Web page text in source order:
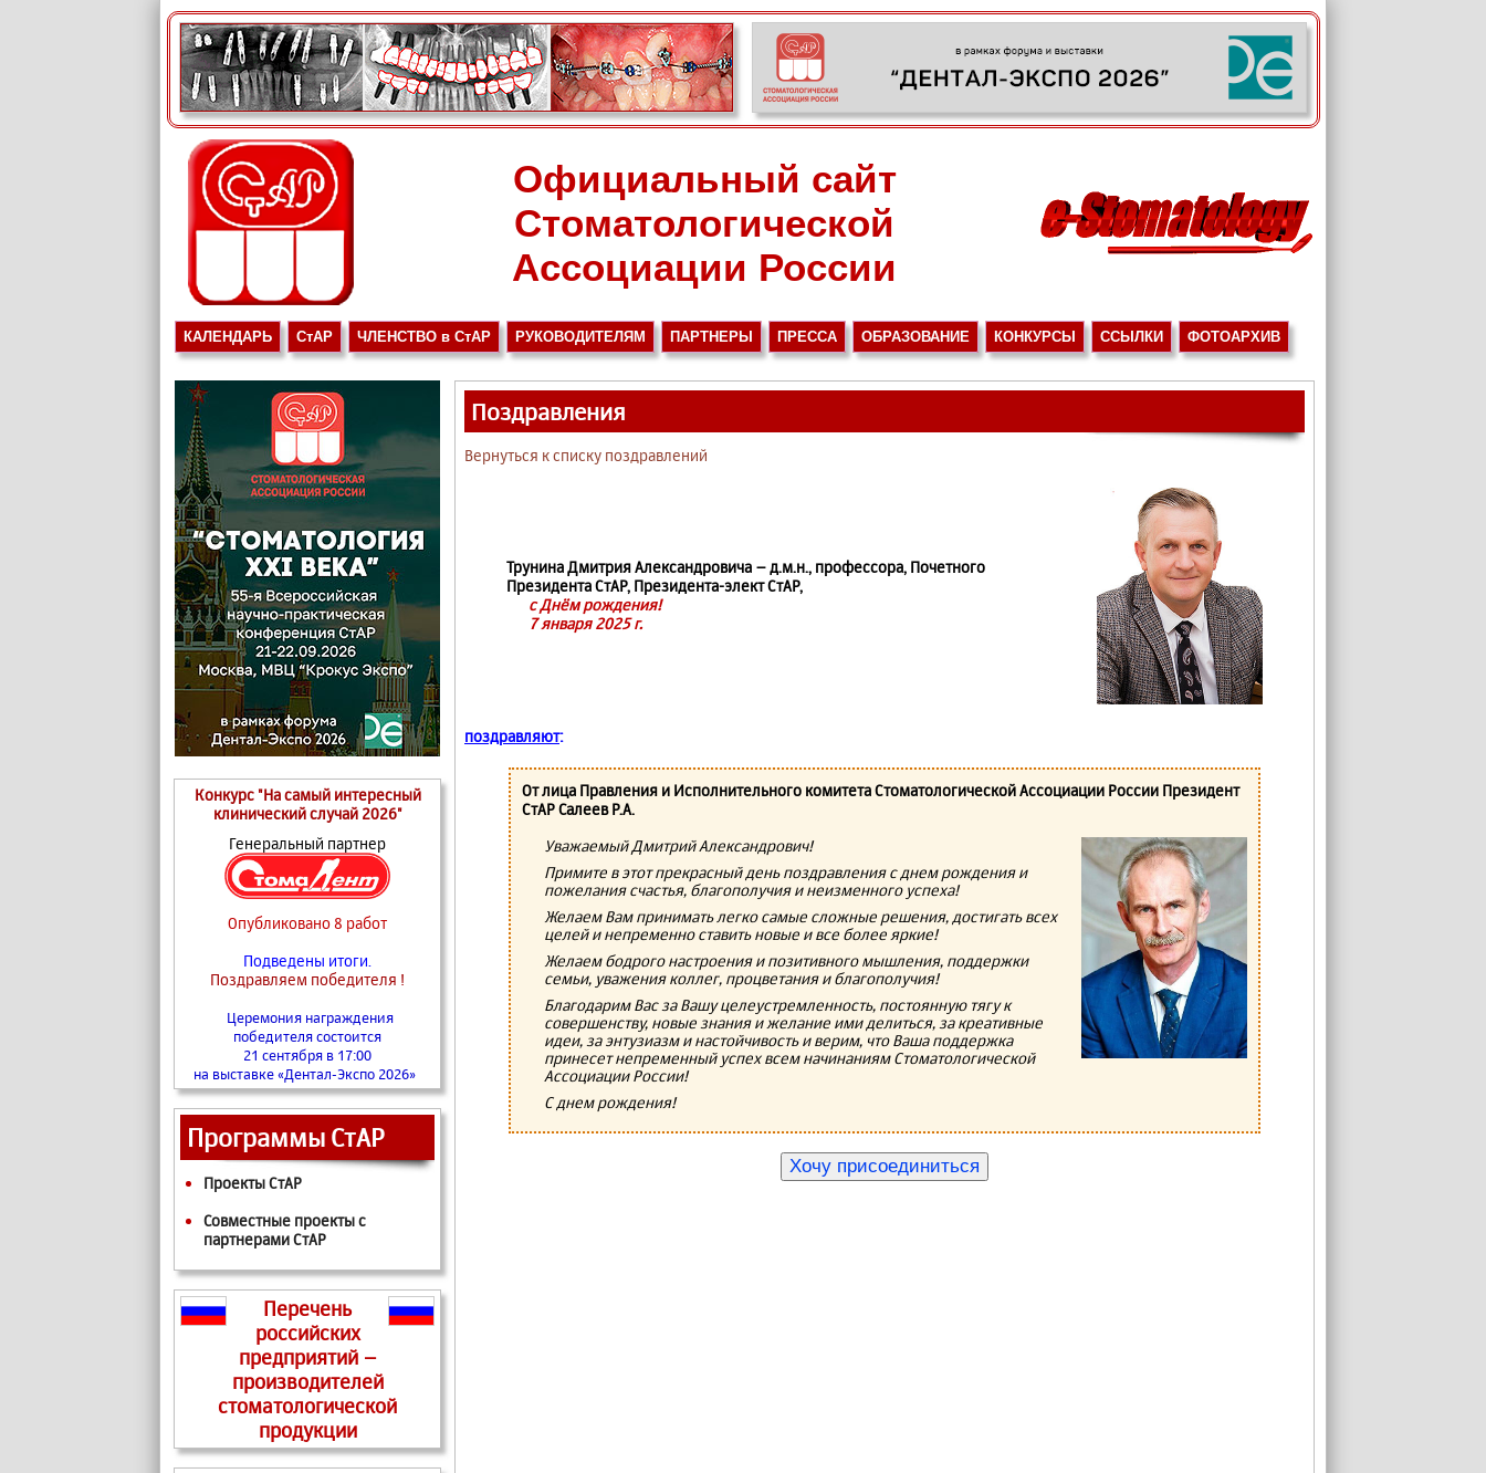
Официальный сайт
Стоматологической
Ассоциации России
КАЛЕНДАРЬ СтАР ЧЛЕНСТВО в СтАР РУКОВОДИТЕЛЯМ ПАРТНЕРЫ ПРЕССА ОБРАЗОВАНИЕ КОНКУРСЫ ССЫЛКИ ФОТОАРХИВ
Конкурс "На самый интересный
клинический случай 2026"
Генеральный партнер
Опубликовано 8 работ
Подведены итоги.
Поздравляем победителя !
Церемония награждения
победителя состоится
21 сентября в 17:00
на выставке «Дентал-Экспо 2026»
Программы СтАР
Проекты СтАР
Совместные проекты с
партнерами СтАР
Перечень
российских
предприятий –
производителей
стоматологической
продукции
Поздравления
Вернуться к списку поздравлений
Трунина Дмитрия Александровича – д.м.н., профессора, Почетного
Президента СтАР, Президента-элект СтАР,
с Днём рождения!
7 января 2025 г.
поздравляют:
От лица Правления и Исполнительного комитета Стоматологической Ассоциации России Президент
СтАР Салеев Р.А.
Уважаемый Дмитрий Александрович!
Примите в этот прекрасный день поздравления с днем рождения и
пожелания счастья, благополучия и неизменного успеха!
Желаем Вам принимать легко самые сложные решения, достигать всех
целей и непременно ставить новые и все более яркие!
Желаем бодрого настроения и позитивного мышления, поддержки
семьи, уважения коллег, процветания и благополучия!
Благодарим Вас за Вашу целеустремленность, постоянную тягу к
совершенству, новые знания и желание ими делиться, за креативные
идеи, за энтузиазм и настойчивость и верим, что Ваша поддержка
принесет непременный успех всем начинаниям Стоматологической
Ассоциации России!
С днем рождения!